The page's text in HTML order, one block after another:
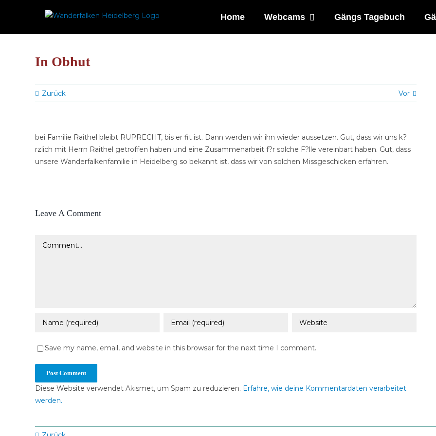
Home Webcams Gängs Tagebuch
In Obhut
Zurück Vor
bei Familie Raithel bleibt RUPRECHT, bis er fit ist. Dann werden wir ihn wieder aussetzen. Gut, dass wir uns k?
rzlich mit Herrn Raithel getroffen haben und eine Zusammenarbeit f?r solche F?lle vereinbart haben. Gut, dass
unsere Wanderfalkenfamilie in Heidelberg so bekannt ist, dass wir von solchen Missgeschicken erfahren.
Leave A Comment
Comment
Save my name, email, and website in this browser for the next time I comment.
Diese Website verwendet Akismet, um Spam zu reduzieren. Erfahre, wie deine Kommentardaten verarbeitet
werden.